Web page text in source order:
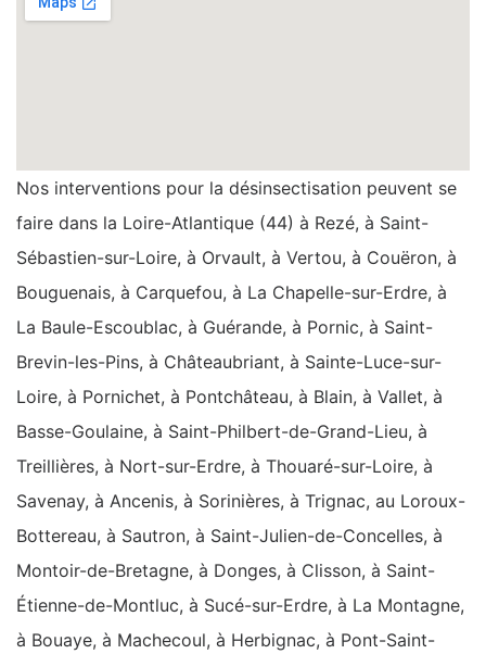
Nos interventions pour la désinsectisation peuvent se
faire dans la Loire-Atlantique (44) à Rezé, à Saint-
Sébastien-sur-Loire, à Orvault, à Vertou, à Couëron, à
Bouguenais, à Carquefou, à La Chapelle-sur-Erdre, à
La Baule-Escoublac, à Guérande, à Pornic, à Saint-
Brevin-les-Pins, à Châteaubriant, à Sainte-Luce-sur-
Loire, à Pornichet, à Pontchâteau, à Blain, à Vallet, à
Basse-Goulaine, à Saint-Philbert-de-Grand-Lieu, à
Treillières, à Nort-sur-Erdre, à Thouaré-sur-Loire, à
Savenay, à Ancenis, à Sorinières, à Trignac, au Loroux-
Bottereau, à Sautron, à Saint-Julien-de-Concelles, à
Montoir-de-Bretagne, à Donges, à Clisson, à Saint-
Étienne-de-Montluc, à Sucé-sur-Erdre, à La Montagne,
à Bouaye, à Machecoul, à Herbignac, à Pont-Saint-